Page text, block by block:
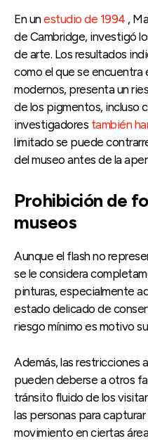
En unestudio de 1994 ,
de Cambridge, investigó
de arte. Los resultados
como el que se encuentra
modernos, presenta un
de los pigmentos, incluso
investigadores también
limitado se puede
del museo antes de la
Prohibición de
museos
Aunque el flash no
se le considera
pinturas, especialmente
estado delicado de
riesgo mínimo es motivo
Además, las restricciones
pueden deberse a otros
tránsito fluido de los
las personas para
movimiento en ciertas